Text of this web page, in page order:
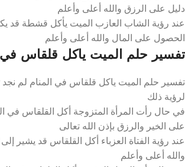
دليل على الرزق والله أعلى وأعلم
عند رؤية الشاب العازب الميت يأكل قشطة قد
الحصول على المال والله أعلى وأعلم
تفسير حلم الميت ياكل قلقاس في
تفسير حلم الميت ياكل قلقاس في المنام لم
لرؤية ذلك
في حال رأت المرأة المتزوجة أكل القلقاس في
على الخير والرزق بإذن الله تعالى
عند رؤية الفتاة العزباء أكل القلقاس قد يشير إلى
والله أعلى وأعلم